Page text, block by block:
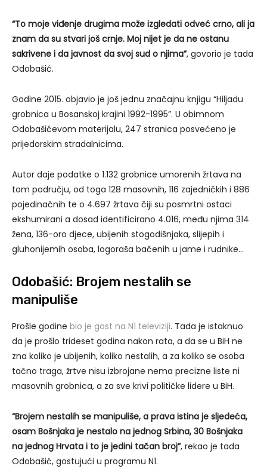
“To moje viđenje drugima može izgledati odveć crno, ali ja
znam da su stvari još crnje. Moj nijet je da ne ostanu
sakrivene i da javnost da svoj sud o njima”, govorio je tada
Odobašić.
Godine 2015. objavio je još jednu značajnu knjigu “Hiljadu
grobnica u Bosanskoj krajini 1992-1995”. U obimnom
Odobašićevom materijalu, 247 stranica posvećeno je
prijedorskim stradalnicima.
Autor daje podatke o 1.132 grobnice umorenih žrtava na
tom području, od toga 128 masovnih, 116 zajedničkih i 886
pojedinačnih te o 4.697 žrtava čiji su posmrtni ostaci
ekshumirani a dosad identificirano 4.016, među njima 314
žena, 136-oro djece, ubijenih stogodišnjaka, slijepih i
gluhonijemih osoba, logoraša bačenih u jame i rudnike…
Odobašić: Brojem nestalih se
manipuliše
Prošle godine bio je gost na N1 televiziji. Tada je istaknuo
da je prošlo trideset godina nakon rata, a da se u BiH ne
zna koliko je ubijenih, koliko nestalih, a za koliko se osoba
tačno traga, žrtve nisu izbrojane nema precizne liste ni
masovnih grobnica, a za sve krivi političke lidere u BiH.
“Brojem nestalih se manipuliše, a prava istina je sljedeća,
osam Bošnjaka je nestalo na jednog Srbina, 30 Bošnjaka
na jednog Hrvata i to je jedini tačan broj”, rekao je tada
Odobašić, gostujući u programu N1.